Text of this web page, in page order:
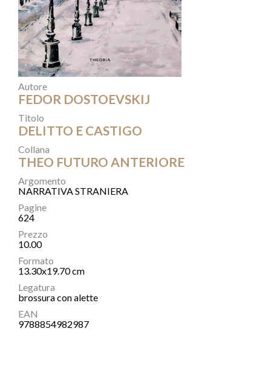
Autore
FEDOR DOSTOEVSKIJ
Titolo
DELITTO E CASTIGO
Collana
THEO FUTURO ANTERIORE
Argomento
NARRATIVA STRANIERA
Pagine
624
Prezzo
10.00
Formato
13.30x19.70 cm
Legatura
brossura con alette
EAN
9788854982987